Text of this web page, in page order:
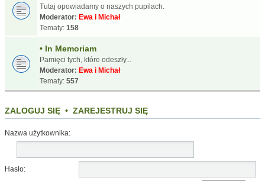
Tutaj opowiadamy o naszych pupilach.
Moderator: Ewa i Michał
Tematy: 158
• In Memoriam
Pamięci tych, które odeszły...
Moderator: Ewa i Michał
Tematy: 557
ZALOGUJ SIĘ • ZAREJESTRUJ SIĘ
Nazwa użytkownika:
Hasło: